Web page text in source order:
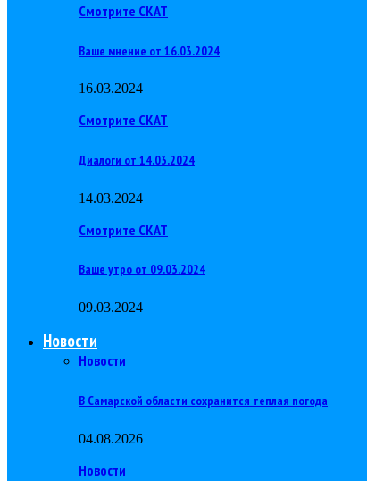
Смотрите СКАТ
Ваше мнение от 16.03.2024
16.03.2024
Смотрите СКАТ
Диалоги от 14.03.2024
14.03.2024
Смотрите СКАТ
Ваше утро от 09.03.2024
09.03.2024
Новости
Новости
В Самарской области сохранится теплая погода
04.08.2026
Новости